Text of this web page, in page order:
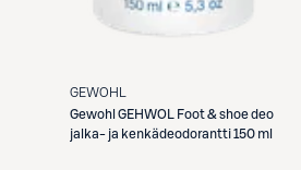
GEWOHL
Gewohl GEHWOL Foot & shoe deo
jalka- ja kenkädeodorantti 150 ml